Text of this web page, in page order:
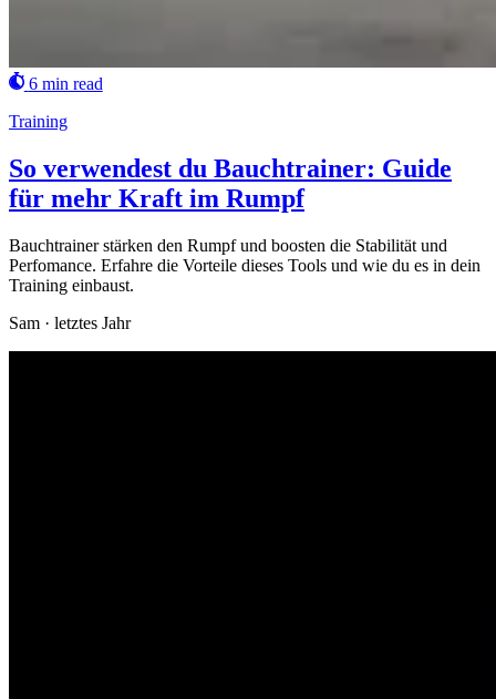
6 min read
Training
So verwendest du Bauchtrainer: Guide
für mehr Kraft im Rumpf
Bauchtrainer stärken den Rumpf und boosten die Stabilität und
Perfomance. Erfahre die Vorteile dieses Tools und wie du es in dein
Training einbaust.
Sam · letztes Jahr